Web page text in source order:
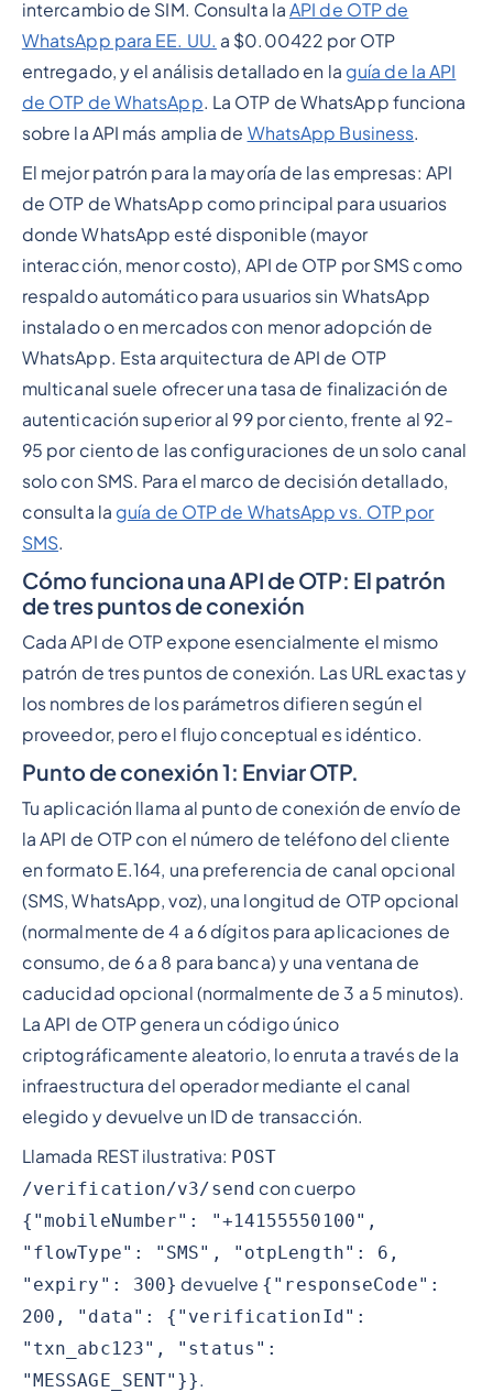
intercambio de SIM. Consulta laAPI de OTP de
WhatsApp para EE. UU. a $0.00422 por OTP
entregado, y el análisis detallado en la guía de la API
de OTP de WhatsApp. La OTP de WhatsApp funciona
sobre la API más amplia de WhatsApp Business.
El mejor patrón para la mayoría de las empresas: API
de OTP de WhatsApp como principal para usuarios
donde WhatsApp esté disponible (mayor
interacción, menor costo), API de OTP por SMS como
respaldo automático para usuarios sin WhatsApp
instalado o en mercados con menor adopción de
WhatsApp. Esta arquitectura de API de OTP
multicanal suele ofrecer una tasa de finalización de
autenticación superior al 99 por ciento, frente al 92-
95 por ciento de las configuraciones de un solo canal
solo con SMS. Para el marco de decisión detallado,
consulta la guía de OTP de WhatsApp vs. OTP por
SMS.
Cómo funciona una API de OTP: El patrón
de tres puntos de conexión
Cada API de OTP expone esencialmente el mismo
patrón de tres puntos de conexión. Las URL exactas y
los nombres de los parámetros difieren según el
proveedor, pero el flujo conceptual es idéntico.
Punto de conexión 1: Enviar OTP.
Tu aplicación llama al punto de conexión de envío de
la API de OTP con el número de teléfono del cliente
en formato E.164, una preferencia de canal opcional
(SMS, WhatsApp, voz), una longitud de OTP opcional
(normalmente de 4 a 6 dígitos para aplicaciones de
consumo, de 6 a 8 para banca) y una ventana de
caducidad opcional (normalmente de 3 a 5 minutos).
La API de OTP genera un código único
criptográficamente aleatorio, lo enruta a través de la
infraestructura del operador mediante el canal
elegido y devuelve un ID de transacción.
Llamada REST ilustrativa: POST
/verification/v3/send con cuerpo
{"mobileNumber": "+14155550100",
"flowType": "SMS", "otpLength": 6,
"expiry": 300} devuelve {"responseCode":
200, "data": {"verificationId":
"txn_abc123", "status":
"MESSAGE_SENT"}}.